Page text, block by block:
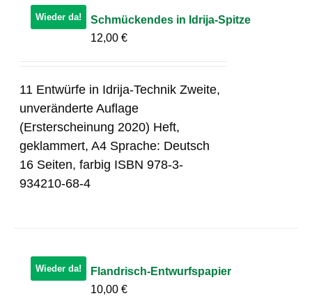
Wieder da!
Schmückendes in Idrija-Spitze
12,00€
11 Entwürfe in Idrija-Technik Zweite,
unveränderte Auflage
(Ersterscheinung 2020) Heft,
geklammert, A4 Sprache: Deutsch
16 Seiten, farbig ISBN 978-3-
934210-68-4
Wieder da!
Flandrisch-Entwurfspapier
10,00€